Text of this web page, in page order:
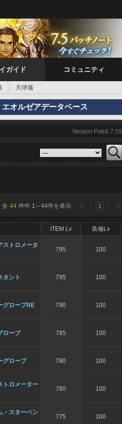
ガイド コミュニティ
天球儀
エオルゼアデータベース
Version:Patch 7.55
全 44 件中 1 ～44件を表示 1
ITEM Lv 装備Lv
ストロメータ
795 100
タント 795 100
グローブRE 790 100
ローブ 785 100
グローブ 780 100
トロメーター
780 100
・スターペン
775 100